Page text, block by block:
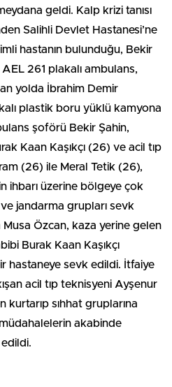
geldi. Kalp krizi tanısı
Salihli Devlet Hastanesi’ne
hastanın bulunduğu, Bekir
261 plakalı ambulans,
yolda İbrahim Demir
plastik boru yüklü kamyona
şoförü Bekir Şahin,
Kaan Kaşıkçı (26) ve acil tıp
(26) ile Meral Tetik (26),
ihbarı üzerine bölgeye çok
jandarma grupları sevk
Özcan, kaza yerine gelen
Burak Kaan Kaşıkçı
hastaneye sevk edildi. İtfaiye
acil tıp teknisyeni Ayşenur
kurtarıp sıhhat gruplarına
akabinde